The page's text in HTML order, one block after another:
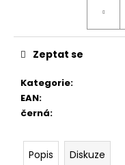
Kategorie:
EAN:
černá:
Zeptat se
Popis Diskuze
e
m
ZDRAVOTNÍ
OBUV
LEGWOOD
DOLPHIN